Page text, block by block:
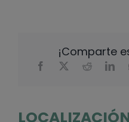
¡Comparte